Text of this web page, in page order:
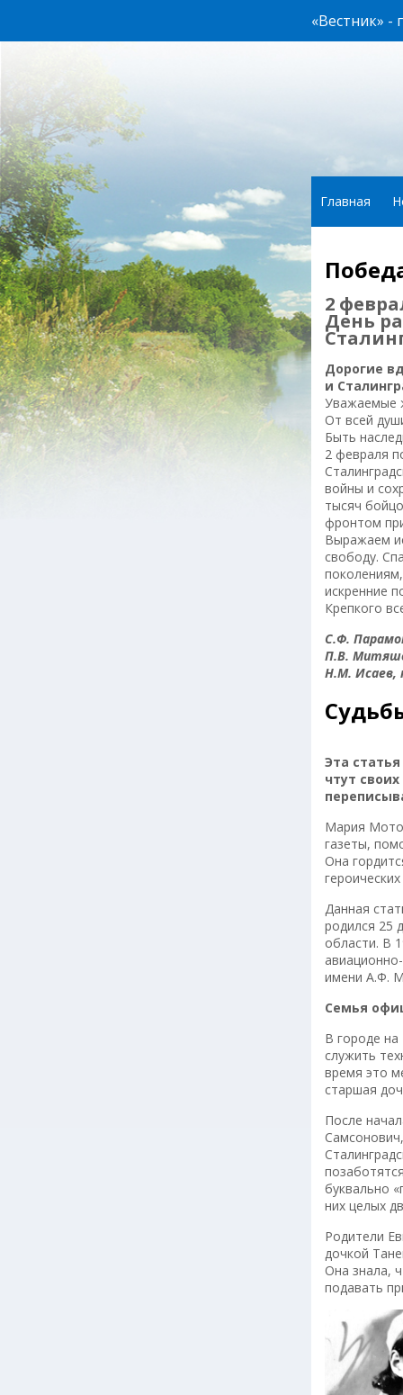
«Вестник» -
Главная
2
День
Дорогие
и
Уважаемые
От всей
Быть
2 февраля
войны и
тысяч
фронтом
Выражаем
свободу.
искренние
Крепкого
С.Ф.
П.В.
Н.М. Исаев,
Эта
чтут
Мария
газеты,
Она
Данная
родился 25
области. В
имени А.Ф.
Семья
В городе на
служить
время это
старшая
После
буквально
них целых
Родители
дочкой
Она знала,
подавать